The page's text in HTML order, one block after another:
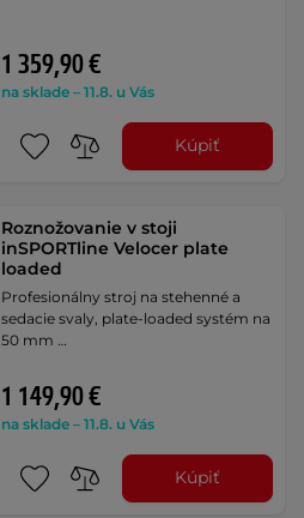
1 359,90 €
na sklade – 11.8. u Vás
Kúpiť
Roznožovanie v stoji
inSPORTline Velocer plate
loaded
Profesionálny stroj na stehenné a
sedacie svaly, plate-loaded systém na
50 mm …
1 149,90 €
na sklade – 11.8. u Vás
Kúpiť